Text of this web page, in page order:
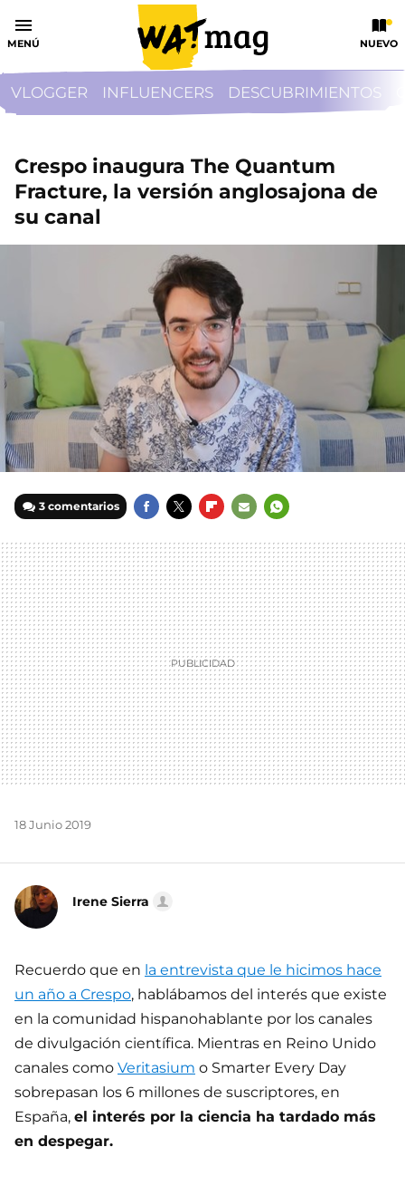
MENÚ NUEVO
VLOGGER INFLUENCERS DESCUBRIMIENTOS
Crespo inaugura The Quantum
Fracture, la versión anglosajona de
su canal
3 comentarios
MAIL
18 Junio 2019
Irene Sierra
Recuerdo que en la entrevista que le hicimos hace
un año a Crespo, hablábamos del interés que existe
en la comunidad hispanohablante por los canales
de divulgación científica. Mientras en Reino Unido
canales como Veritasium o Smarter Every Day
sobrepasan los 6 millones de suscriptores, en
España, el interés por la ciencia ha tardado más
en despegar.